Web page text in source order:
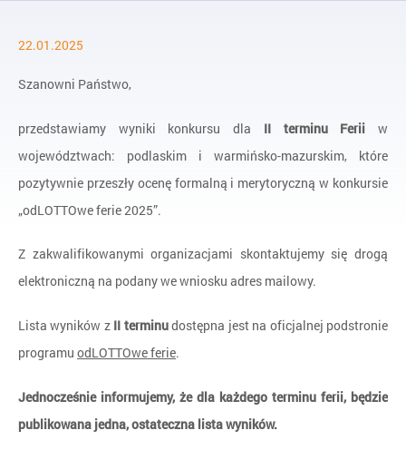
/
Wyniki konkursu „odLOTTOwe ferie 2025” – Wyniki II termin
22.01.2025
Szanowni Państwo,
przedstawiamy wyniki konkursu dla II terminu Ferii w
województwach: podlaskim i warmińsko-mazurskim, które
pozytywnie przeszły ocenę formalną i merytoryczną w konkursie
„odLOTTOwe ferie 2025”.
Z zakwalifikowanymi organizacjami skontaktujemy się drogą
elektroniczną na podany we wniosku adres mailowy.
Lista wyników z II terminudostępna jest na oficjalnej podstronie
programu odLOTTOwe ferie.
Jednocześnie informujemy, że dla każdego terminu ferii, będzie
publikowana jedna, ostateczna lista wyników.